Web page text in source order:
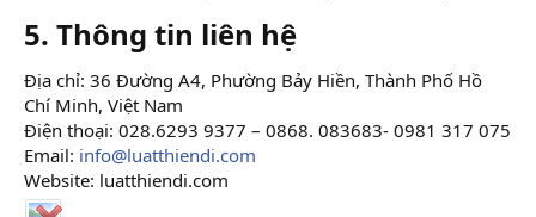
5. Thông tin liên hệ​
Địa chỉ: 36 Đường A4, Phường Bảy Hiền, Thành Phố Hồ
Chí Minh, Việt Nam
Điện thoại: 028.6293 9377 – 0868. 083683- 0981 317 075
Email: info@luatthiendi.com
Website: luatthiendi.com